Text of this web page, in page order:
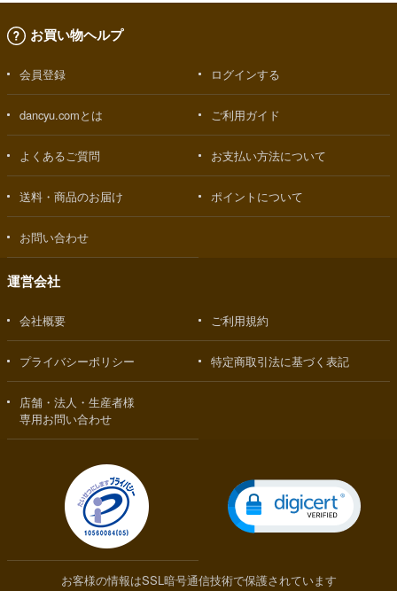
お買い物ヘルプ
会員登録 ログインする
dancyu.comとは ご利用ガイド
よくあるご質問 お支払い方法について
送料・商品のお届け ポイントについて
お問い合わせ
運営会社
会社概要 ご利用規約
プライバシーポリシー 特定商取引法に基づく表記
店舗・法人・生産者様
専用お問い合わせ
お客様の情報はSSL暗号通信技術で保護されています